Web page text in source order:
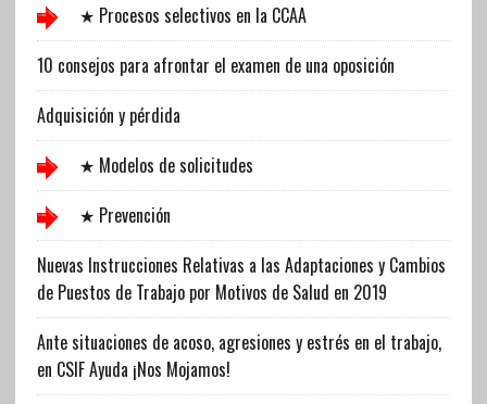
★ Procesos selectivos en la CCAA
10 consejos para afrontar el examen de una oposición
Adquisición y pérdida
★ Modelos de solicitudes
★ Prevención
Nuevas Instrucciones Relativas a las Adaptaciones y Cambios
de Puestos de Trabajo por Motivos de Salud en 2019
Ante situaciones de acoso, agresiones y estrés en el trabajo,
en CSIF Ayuda ¡Nos Mojamos!